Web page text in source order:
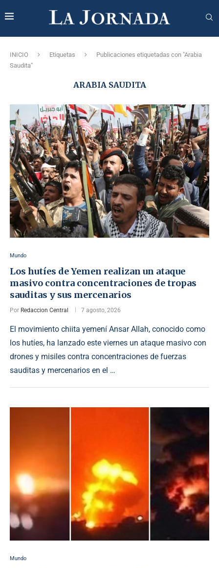
INICIO Etiquetas
Publicaciones etiquetadas con "Arabia
Saudita"
ARABIA SAUDITA
Mundo
Los hutíes de Yemen realizan un ataque
masivo contra concentraciones de tropas
sauditas y sus mercenarios
Por Redaccion Central 7 agosto, 2026
El movimiento chiita yemení Ansar Allah, conocido como
los hutíes, ha lanzado este viernes un ataque masivo con
drones y misiles contra concentraciones de fuerzas
sauditas y mercenarios en el …
Mundo